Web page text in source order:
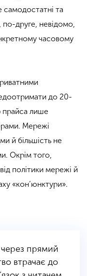
та
по-друге, невідомо,
часовому
до 20-
прайса лише
Мережі
й більшість не
Окрім того,
політики мережі й
«кон’юнктури».
прямий
втрачає до